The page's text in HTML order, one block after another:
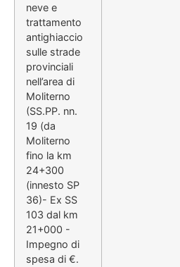
neve e
trattamento
antighiaccio
sulle strade
provinciali
nell’area di
Moliterno
(SS.PP. nn.
19 (da
Moliterno
fino la km
24+300
(innesto SP
36)- Ex SS
103 dal km
21+000 -
Impegno di
spesa di €.